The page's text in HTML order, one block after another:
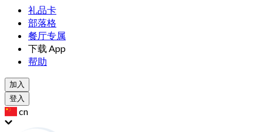
礼品卡
部落格
餐厅专属
下载 App
帮助
加入
登入
cn